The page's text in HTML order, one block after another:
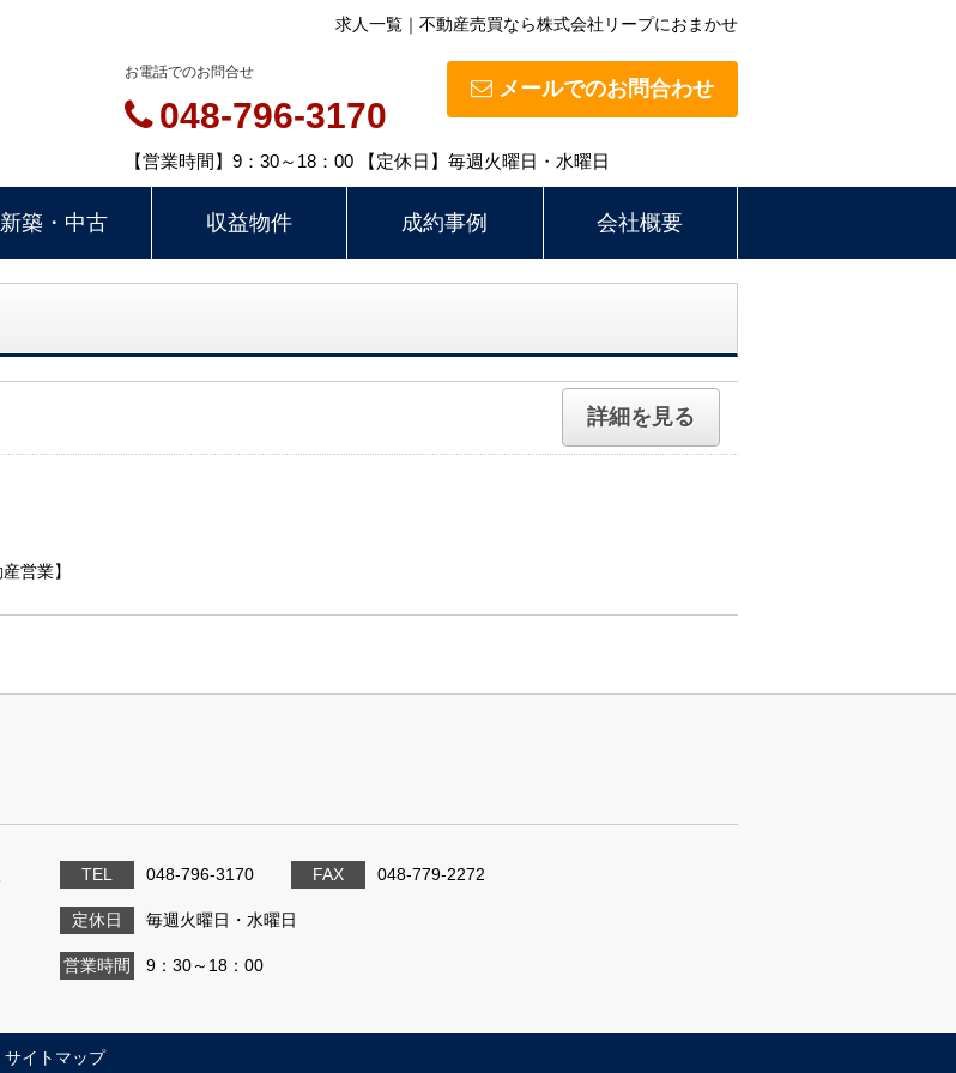
求人一覧｜不動産売買なら株式会社リープにおまかせ
メールでのお問合わせ
お電話でのお問合せ
048-796-3170
【営業時間】9：30～18：00 【定休日】毎週火曜日・水曜日
新築・中古 収益物件 成約事例 会社概要
詳細を見る
営業】
TEL 048-796-3170 FAX 048-779-2272
定休日 毎週火曜日・水曜日
営業時間 9：30～18：00
サイトマップ